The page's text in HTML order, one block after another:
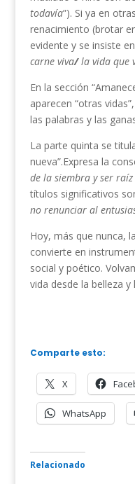
todavía”). Si ya en
renacimiento (brotar
evidente y se insiste
carne viva/la vida que
En la sección
aparecen “otras
las palabras y las
La parte quinta se
nueva”.Expresa la
de la siembra y ser
títulos significativos
no renunciar al
Hoy, más que nunca,
convierte en
social y poético.
vida desde la belleza
Comparte esto:
X
WhatsApp
Relacionado